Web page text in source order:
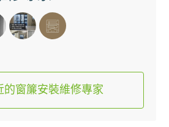
的窗簾安裝維修專家